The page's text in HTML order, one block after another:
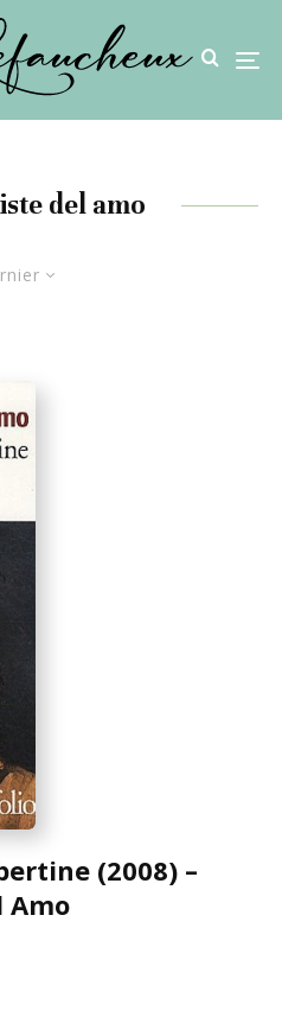
del amo
(2008) –
Amo